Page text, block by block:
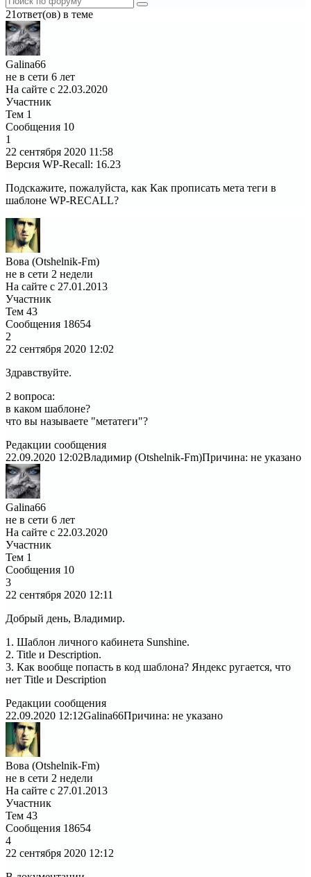
21ответ(ов) в теме
Galina66
не в сети 6 лет
На сайте с 22.03.2020
Участник
Тем 1
Сообщения 10
1
22 сентября 2020 11:58
Версия WP-Recall: 16.23
Подскажите, пожалуйста, как Как прописать мета теги в
шаблоне WP-RECALL?
Вова (Otshelnik-Fm)
не в сети 2 недели
На сайте с 27.01.2013
Участник
Тем 43
Сообщения 18654
2
22 сентября 2020 12:02
Здравствуйте.
2 вопроса:
в каком шаблоне?
что вы называете "метатеги"?
Редакции сообщения
22.09.2020 12:02Владимир (Otshelnik-Fm)Причина: не указано
Galina66
не в сети 6 лет
На сайте с 22.03.2020
Участник
Тем 1
Сообщения 10
3
22 сентября 2020 12:11
Добрый день, Владимир.
1. Шаблон личного кабинета Sunshine.
2. Title и Description.
3. Как вообще попасть в код шаблона? Яндекс ругается, что
нет Title и Description
Редакции сообщения
22.09.2020 12:12Galina66Причина: не указано
Вова (Otshelnik-Fm)
не в сети 2 недели
На сайте с 27.01.2013
Участник
Тем 43
Сообщения 18654
4
22 сентября 2020 12:12